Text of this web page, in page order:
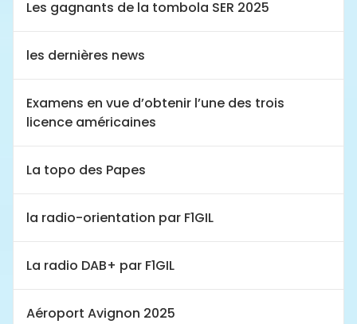
Les gagnants de la tombola SER 2025
les dernières news
Examens en vue d’obtenir l’une des trois
licence américaines
La topo des Papes
la radio-orientation par F1GIL
La radio DAB+ par F1GIL
Aéroport Avignon 2025